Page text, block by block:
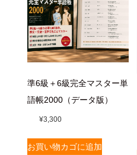
準6級＋6級完全マスター単
語帳2000（データ版）
¥3,300
お買い物カゴに追加